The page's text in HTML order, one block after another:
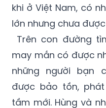
khi ở Việt Nam, có
lớn nhưng chưa
Trên con đường
may mắn có được
những người bạn
được bảo tồn,
tầm mới. Hùng và